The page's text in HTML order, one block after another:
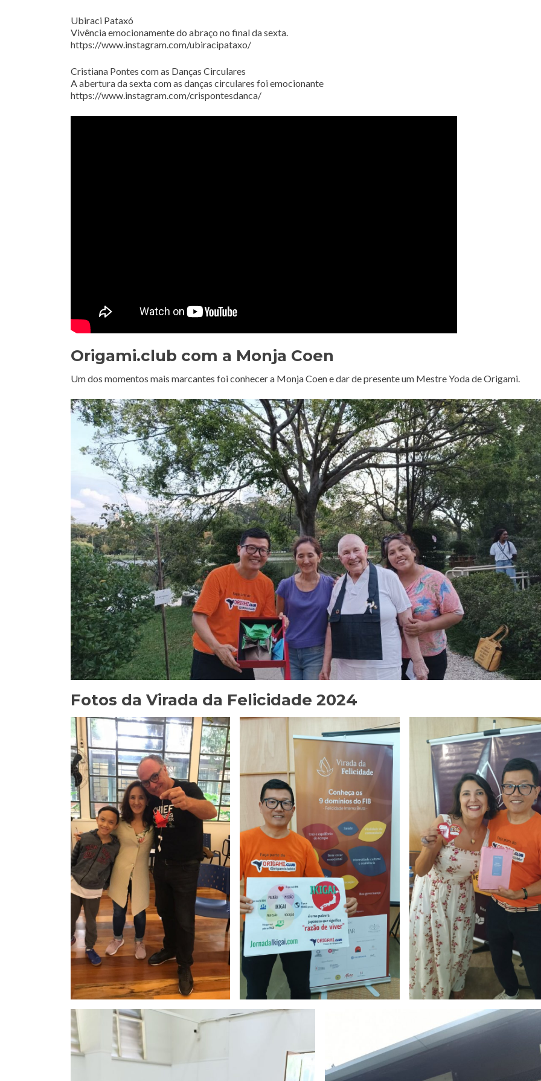
Ubiraci Pataxó
Vivência emocionamente do abraço no final da sexta.
https://www.instagram.com/ubiracipataxo/
Cristiana Pontes com as Danças Circulares
A abertura da sexta com as danças circulares foi emocionante
https://www.instagram.com/crispontesdanca/
Origami.club com a Monja Coen
Um dos momentos mais marcantes foi conhecer a Monja Coen e dar de presente um Mestre Yoda de Origami.
Fotos da Virada da Felicidade 2024